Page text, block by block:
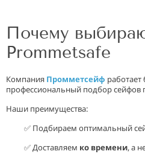
Почему
Prommetsafe
Компания Промметсейф работает
профессиональный подбор
Наши преимущества:
✅ Подбираем оптимальный
✅ Доставляем ко времени, а